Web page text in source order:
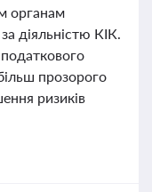
органам
діяльністю КІК.
прозорого
ризиків